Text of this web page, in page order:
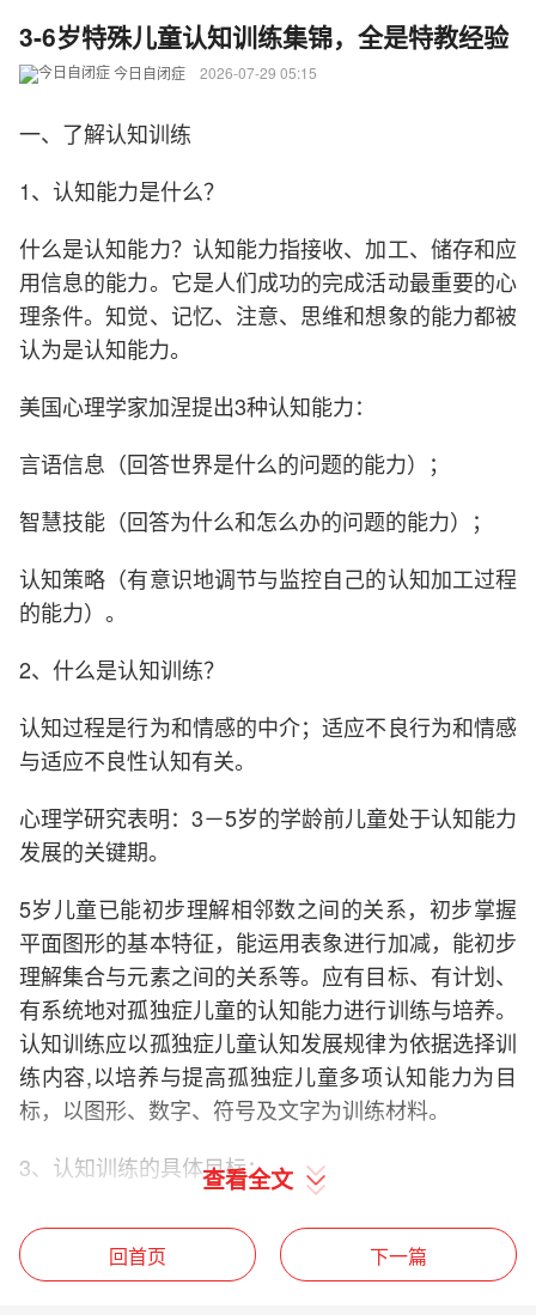
3-6岁特殊儿童认知训练集锦，全是特教经验
今日自闭症 2026-07-29 05:15
一、了解认知训练
1、认知能力是什么？
什么是认知能力？认知能力指接收、加工、储存和应
用信息的能力。它是人们成功的完成活动最重要的心
理条件。知觉、记忆、注意、思维和想象的能力都被
认为是认知能力。
美国心理学家加涅提出3种认知能力：
言语信息（回答世界是什么的问题的能力）；
智慧技能（回答为什么和怎么办的问题的能力）；
认知策略（有意识地调节与监控自己的认知加工过程
的能力）。
2、什么是认知训练？
认知过程是行为和情感的中介；适应不良行为和情感
与适应不良性认知有关。
心理学研究表明：3－5岁的学龄前儿童处于认知能力
发展的关键期。
5岁儿童已能初步理解相邻数之间的关系，初步掌握
平面图形的基本特征，能运用表象进行加减，能初步
理解集合与元素之间的关系等。应有目标、有计划、
有系统地对孤独症儿童的认知能力进行训练与培养。
认知训练应以孤独症儿童认知发展规律为依据选择训
练内容,以培养与提高孤独症儿童多项认知能力为目
标，以图形、数字、符号及文字为训练材料。
3、认知训练的具体目标：
提高孤独症儿童的知觉、记忆、表象、思维等各方面
能力，达到全面发展的康复目标。在家庭康复中，认
知训练的内容包括注意训练、图形认知、颜色认知、
查看全文
回首页 下一篇